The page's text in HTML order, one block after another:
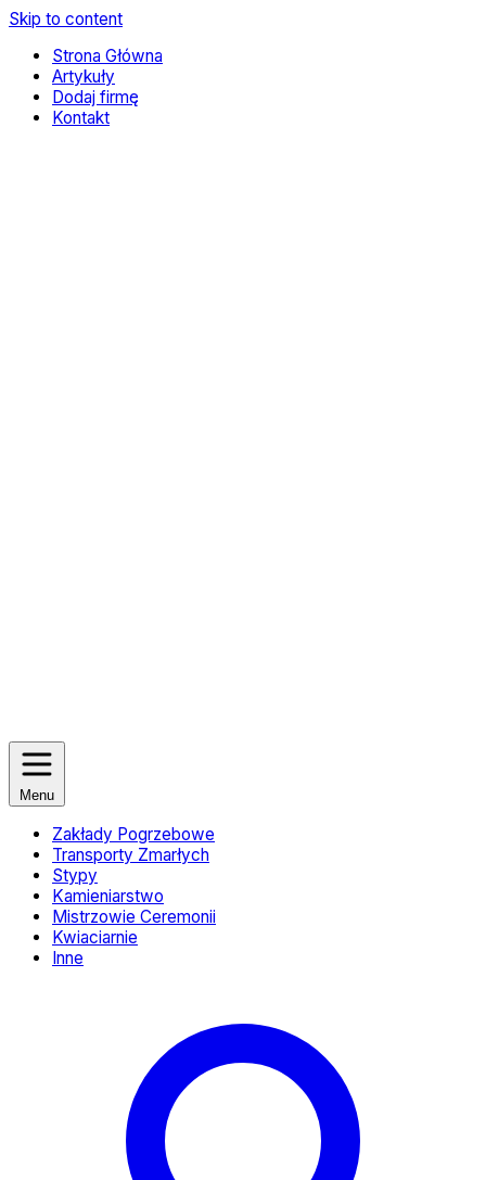
Skip to content
Strona Główna
Artykuły
Dodaj firmę
Kontakt
Menu
Zakłady Pogrzebowe
Transporty Zmarłych
Stypy
Kamieniarstwo
Mistrzowie Ceremonii
Kwiaciarnie
Inne